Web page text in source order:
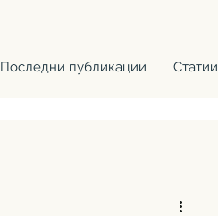
Последни публикации Статии